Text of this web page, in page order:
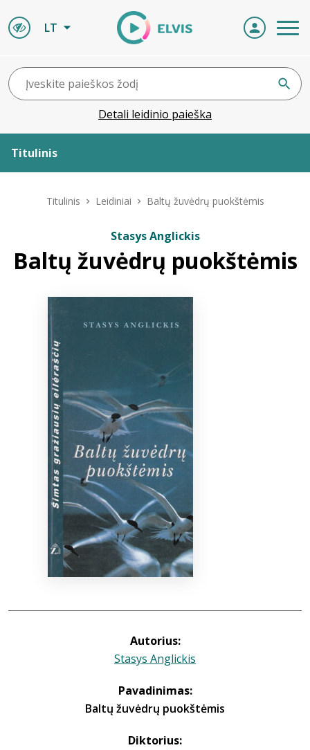
LT
Detali leidinio paieška
Titulinis
ELVIS atvyksta
Naujienos
Bibliotekoms
Titulinis Leidiniai Baltų žuvėdrų puokštėmis
Stasys Anglickis
Baltų žuvėdrų puokštėmis
Autorius:
Stasys Anglickis
Pavadinimas:
Baltų žuvėdrų puokštėmis
Diktorius: